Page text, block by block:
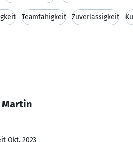
Teamfähigkeit Zuverlässigkeit
Martin
Okt. 2023